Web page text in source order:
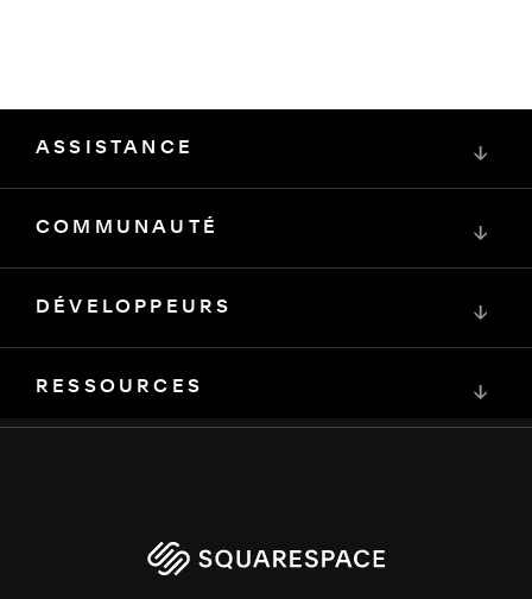
ASSISTANCE ↓
COMMUNAUTÉ ↓
DÉVELOPPEURS ↓
RESSOURCES ↓